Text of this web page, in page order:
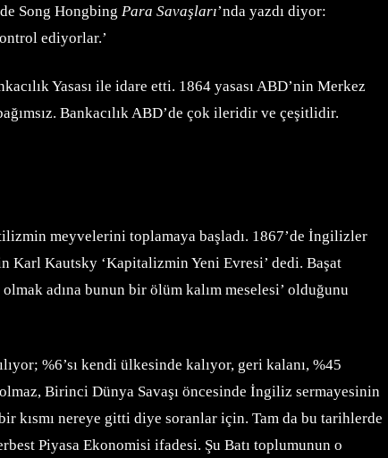
Song Hongbing Para Savaşları’nda yazdı diyor:
ediyorlar.’
Yasası ile idare etti. 1864 yasası ABD’nin Merkez
Bankacılık ABD’de çok ileridir ve çeşitlidir.
meyvelerini toplamaya başladı. 1867’de İngilizler
Karl Kautsky ‘Kapitalizmin Yeni Evresi’ dedi. Başat
adına bunun bir ölüm kalım meselesi’ olduğunu
%6’sı kendi ülkesinde kalıyor, geri kalanı, %45
Birinci Dünya Savaşı öncesinde İngiliz sermayesinin
kısmı nereye gitti diye soranlar için. Tam da bu tarihlerde
Piyasa Ekonomisi ifadesi. Şu Batı toplumunun o